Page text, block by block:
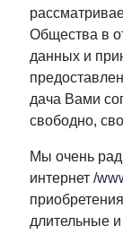
Общества в
данных и
дача Вами
свободно,
Мы очень
интернет /
длительные